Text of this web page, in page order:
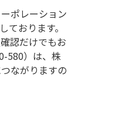
ポレーション
おります。
認だけでもお
580）は、株
ながりますの